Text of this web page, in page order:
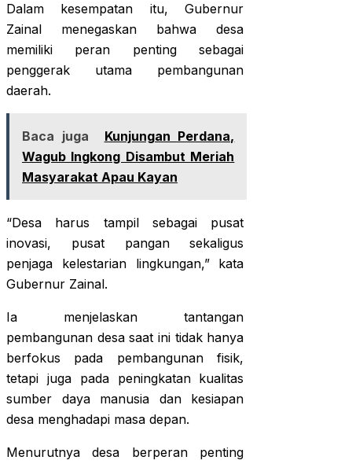
Dalam kesempatan itu, Gubernur
Zainal menegaskan bahwa desa
memiliki peran penting sebagai
penggerak utama pembangunan
daerah.
Baca juga
Kunjungan Perdana,
Wagub Ingkong Disambut Meriah
Masyarakat Apau Kayan
“Desa harus tampil sebagai pusat
inovasi, pusat pangan sekaligus
penjaga kelestarian lingkungan,” kata
Gubernur Zainal.
Ia menjelaskan tantangan
pembangunan desa saat ini tidak hanya
berfokus pada pembangunan fisik,
tetapi juga pada peningkatan kualitas
sumber daya manusia dan kesiapan
desa menghadapi masa depan.
Menurutnya desa berperan penting